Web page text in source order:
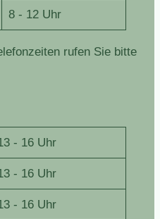
8 - 12 Uhr
rufen Sie bitte
- 16 Uhr
- 16 Uhr
- 16 Uhr